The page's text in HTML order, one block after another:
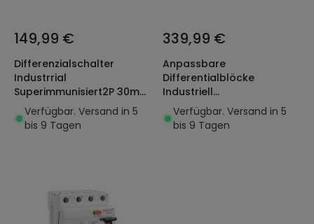
149,99 €
Differenzialschalter
Industrrial
Superimmunisiert2P 30mA
40A 10kA Clase AC
LEGRAND DX³ Hpi 411591
Verfügbar. Versand in 5
bis 9 Tagen
339,99 €
Anpassbare
Differentialblöcke
Industriell
Superimmunisiert 4P 30mA
125A 10kA Klasse AC
LEGRAND DX³ 410624
Verfügbar. Versand in 5
bis 9 Tagen